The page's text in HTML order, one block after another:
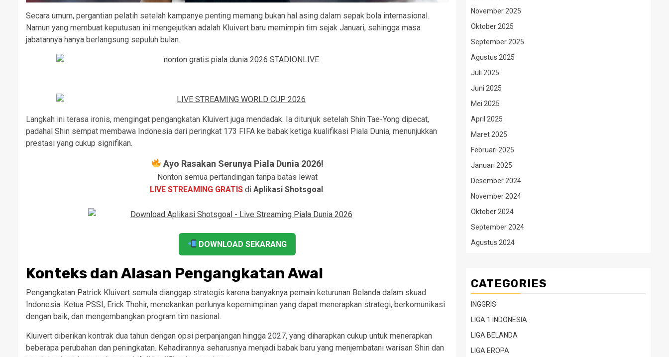
Secara umum, pergantian pelatih setelah kampanye penting memang bukan hal asing dalam sepak bola internasional.
Namun yang membuat keputusan ini mengejutkan adalah Kluivert baru memimpin tim sejak Januari, sehingga masa
jabatannya hanya berlangsung sepuluh bulan.
Langkah ini terasa ironis, mengingat pengangkatan Kluivert juga mendadak. Ia ditunjuk setelah Shin Tae-Yong dipecat,
padahal Shin sempat membawa Indonesia dari peringkat 173 FIFA ke babak ketiga kualifikasi Piala Dunia, menunjukkan
prestasi yang cukup signifikan.
Ayo Rasakan Serunya Piala Dunia 2026!
Nonton semua pertandingan tanpa batas lewat
LIVE STREAMING GRATIS di Aplikasi Shotsgoal.
DOWNLOAD SEKARANG
Konteks dan Alasan Pengangkatan Awal
Pengangkatan Patrick Kluivert semula dianggap strategis karena banyaknya pemain keturunan Belanda dalam skuad
Indonesia. Ketua PSSI, Erick Thohir, menekankan perlunya kepemimpinan yang dapat menerapkan strategi, berkomunikasi
dengan baik, dan mengembangkan program tim nasional.
Kluivert diberikan kontrak dua tahun dengan opsi perpanjangan hingga 2027, yang diharapkan cukup untuk menerapkan
beberapa perubahan dan peningkatan. Kehadirannya seharusnya menjadi babak baru yang menjembatani warisan Shin dan
November 2025
Oktober 2025
September 2025
Agustus 2025
Juli 2025
Juni 2025
Mei 2025
April 2025
Maret 2025
Februari 2025
Januari 2025
Desember 2024
November 2024
Oktober 2024
September 2024
Agustus 2024
CATEGORIES
INGGRIS
LIGA 1 INDONESIA
LIGA BELANDA
LIGA EROPA